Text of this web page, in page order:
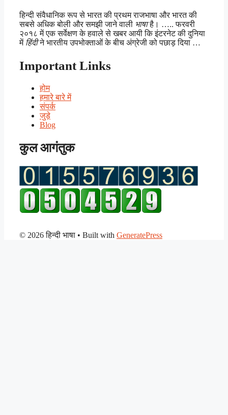
हिन्दी संवैधानिक रूप से भारत की प्रथम राजभाषा और भारत की
सबसे अधिक बोली और समझी जाने वाली भाषाहै। ….. फरवरी
२०१८ में एक सर्वेक्षण के हवाले से खबर आयी कि इंटरनेट की दुनिया
में हिंदीने भारतीय उपभोक्ताओं के बीच अंग्रेजी को पछाड़ दिया …
Important Links
होम
हमारे बारे में
संपर्क
जुड़े
Blog
कुल आगंतुक
© 2026 हिन्दी भाषा • Built with GeneratePress